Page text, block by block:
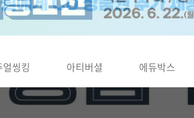
얼씽킹 아티버셜 에듀박스